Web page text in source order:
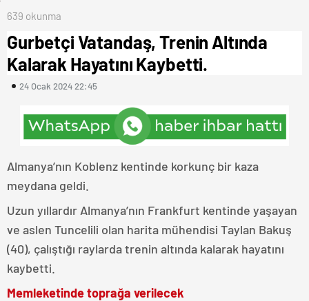
639 okunma
Gurbetçi Vatandaş, Trenin Altında
Kalarak Hayatını Kaybetti.
24 Ocak 2024 22:45
Almanya’nın Koblenz kentinde korkunç bir kaza
meydana geldi.
Uzun yıllardır Almanya’nın Frankfurt kentinde yaşayan
ve aslen Tuncelili olan harita mühendisi Taylan Bakuş
(40), çalıştığı raylarda trenin altında kalarak hayatını
kaybetti.
Memleketinde toprağa verilecek